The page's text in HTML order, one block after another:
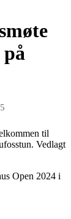
til
Vedlagt
Open 2024 i